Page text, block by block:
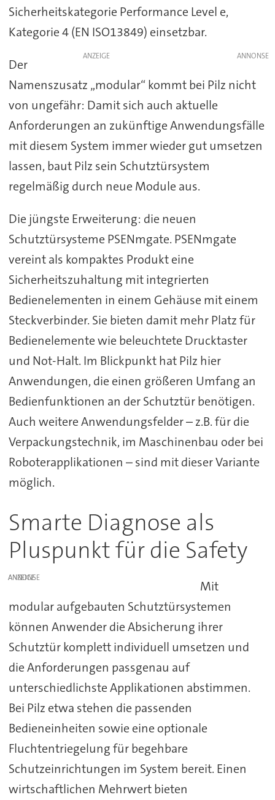
Sicherheitskategorie Performance Level e,
Kategorie 4 (EN ISO13849) einsetzbar.
ANZEIGE
Der
Namenszusatz „modular“ kommt bei Pilz nicht
von ungefähr: Damit sich auch aktuelle
Anforderungen an zukünftige Anwendungsfälle
mit diesem System immer wieder gut umsetzen
lassen, baut Pilz sein Schutztürsystem
regelmäßig durch neue Module aus.
Die jüngste Erweiterung: die neuen
Schutztürsysteme PSENmgate. PSENmgate
vereint als kompaktes Produkt eine
Sicherheitszuhaltung mit integrierten
Bedienelementen in einem Gehäuse mit einem
Steckverbinder. Sie bieten damit mehr Platz für
Bedienelemente wie beleuchtete Drucktaster
und Not-Halt. Im Blickpunkt hat Pilz hier
Anwendungen, die einen größeren Umfang an
Bedienfunktionen an der Schutztür benötigen.
Auch weitere Anwendungsfelder – z.B. für die
Verpackungstechnik, im Maschinenbau oder bei
Roboterapplikationen – sind mit dieser Variante
möglich.
Smarte Diagnose als
Pluspunkt für die Safety
ANZEIGE
Mit
modular aufgebauten Schutztürsystemen
können Anwender die Absicherung ihrer
Schutztür komplett individuell umsetzen und
die Anforderungen passgenau auf
unterschiedlichste Applikationen abstimmen.
Bei Pilz etwa stehen die passenden
Bedieneinheiten sowie eine optionale
Fluchtentriegelung für begehbare
Schutzeinrichtungen im System bereit. Einen
wirtschaftlichen Mehrwert bieten